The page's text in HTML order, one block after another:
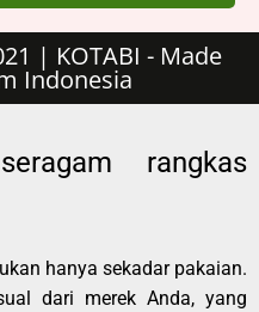
| KOTABI - Made
Indonesia
rangkas
hanya sekadar pakaian.
dari merek Anda, yang